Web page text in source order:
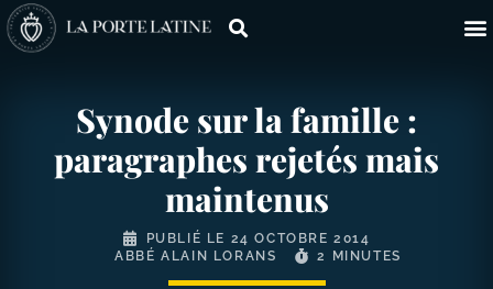
Synode sur la famille :
paragraphes rejetés mais
maintenus
PUBLIÉ LE 24 OCTOBRE 2014
ABBÉ ALAIN LORANS
2 MINUTES